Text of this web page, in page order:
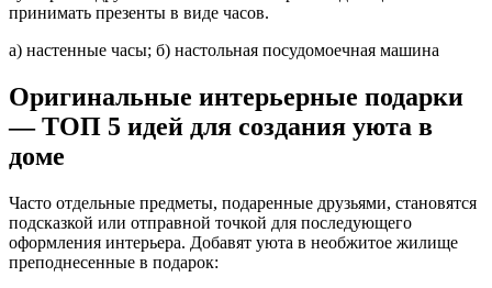
принимать презенты в виде часов.
а) настенные часы; б) настольная посудомоечная машина
Оригинальные интерьерные подарки
— ТОП 5 идей для создания уюта в
доме
Часто отдельные предметы, подаренные друзьями, становятся
подсказкой или отправной точкой для последующего
оформления интерьера. Добавят уюта в необжитое жилище
преподнесенные в подарок: